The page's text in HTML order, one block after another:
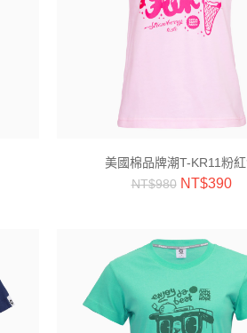
美國棉品牌潮T-KR11粉
NT$980 NT$390